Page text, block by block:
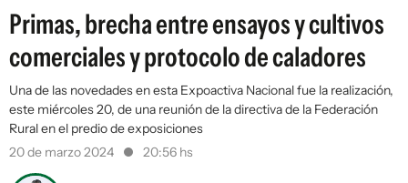
Primas, brecha entre ensayos y cultivos
comerciales y protocolo de caladores
Una de las novedades en esta Expoactiva Nacional fue la realización,
este miércoles 20, de una reunión de la directiva de la Federación
Rural en el predio de exposiciones
20 de marzo 2024
20:56 hs